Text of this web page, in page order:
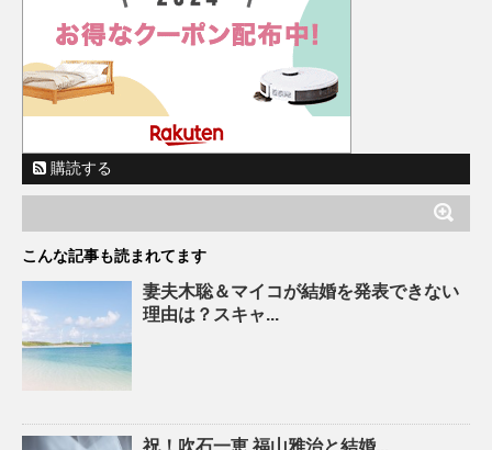
購読する
こんな記事も読まれてます
妻夫木聡＆マイコが結婚を発表できない
理由は？スキャ...